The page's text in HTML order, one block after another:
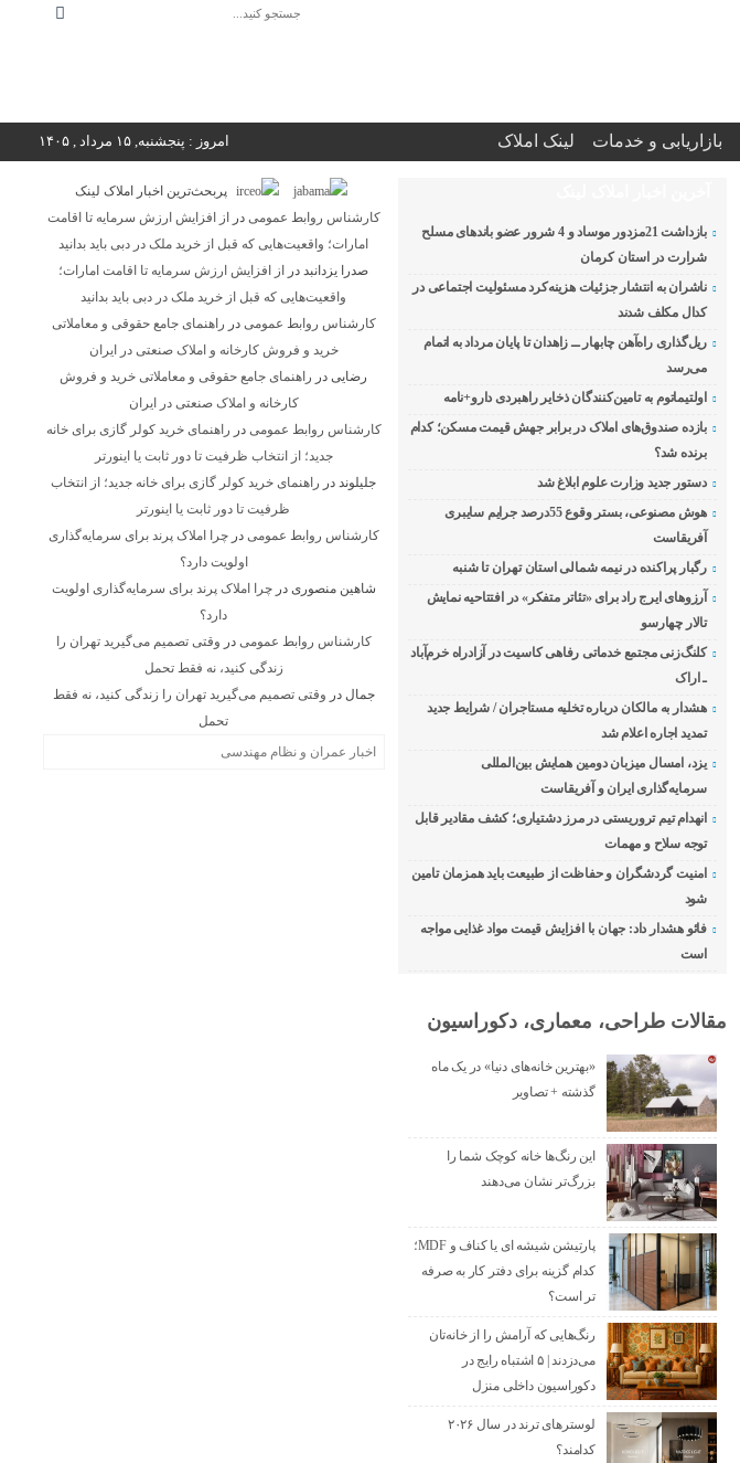
بازاریابی و خدمات لینک املاک امروز : پنجشنبه, ۱۵ مرداد , ۱۴۰۵
بازداشت 21مزدور موساد و 4 شرور عضو باندهای مسلح
شرارت در استان کرمان
ناشران به انتشار جزئیات هزینه‌کرد مسئولیت اجتماعی در
کدال مکلف شدند
ریل‌گذاری راه‌آهن چابهار ــ زاهدان تا پایان مرداد به اتمام
می‌رسد
اولتیماتوم به تامین‌کنندگان ذخایر راهبردی دارو+نامه
بازده صندوق‌های املاک در برابر جهش قیمت مسکن؛ کدام
برنده شد؟
دستور جدید وزارت علوم ابلاغ شد
هوش مصنوعی، بستر وقوع 55درصد جرایم سایبری
آفریقاست
رگبار پراکنده در نیمه شمالی استان تهران تا شنبه
آرزوهای ایرج راد برای «تئاتر متفکر» در افتتاحیه نمایش
تالار چهارسو
کلنگ‌زنی مجتمع خدماتی رفاهی کاسیت در آزادراه خرم‌آباد
ـ اراک
هشدار به مالکان درباره تخلیه مستاجران / شرایط جدید
تمدید اجاره اعلام شد
یزد، امسال میزبان دومین همایش بین‌المللی
سرمایه‌گذاری ایران و آفریقاست
انهدام تیم تروریستی در مرز دشتیاری؛ کشف مقادیر قابل
توجه سلاح و مهمات
امنیت گردشگران و حفاظت از طبیعت باید همزمان تامین
شود
فائو هشدار داد: جهان با افزایش قیمت مواد غذایی مواجه
است
مقالات طراحی، معماری، دکوراسیون
«بهترین خانه‌های دنیا» در یک ماه
گذشته + تصاویر
این رنگ‌ها خانه کوچک شما را
بزرگ‌تر نشان می‌دهند
پارتیشن شیشه ای یا کناف و MDF؛
کدام گزینه برای دفتر کار به صرفه
تر است؟
رنگ‌هایی که آرامش را از خانه‌تان
می‌دزدند | ۵ اشتباه رایج در
دکوراسیون داخلی منزل
لوسترهای ترند در سال ۲۰۲۶
کدامند؟
پربحث‌ترین اخبار املاک لینک
کارشناس روابط عمومی در
از افزایش ارزش سرمایه تا اقامت
امارات؛ واقعیت‌هایی که قبل از خرید ملک در دبی باید بدانید
صدرا یزدانبددر
از افزایش ارزش سرمایه تا اقامت امارات؛
واقعیت‌هایی که قبل از خرید ملک در دبی باید بدانید
کارشناس روابط عمومی در راهنمای جامع حقوقی و معاملاتی
خرید و فروش کارخانه و املاک صنعتی در ایران
رضاییدر راهنمای جامع حقوقی و معاملاتی خرید و فروش
کارخانه و املاک صنعتی در ایران
کارشناس روابط عمومی در راهنمای خرید کولر گازی برای خانه
جدید؛ از انتخاب ظرفیت تا دور ثابت یا اینورتر
جلیلونددر راهنمای خرید کولر گازی برای خانه جدید؛ از انتخاب
ظرفیت تا دور ثابت یا اینورتر
کارشناس روابط عمومی درچرا املاک پرند برای سرمایه‌گذاری
اولویت دارد؟
شاهین منصوری درچرا املاک پرند برای سرمایه‌گذاری اولویت
دارد؟
کارشناس روابط عمومی در وقتی تصمیم می‌گیرید تهران را
زندگی کنید، نه فقط تحمل
جمال در وقتی تصمیم می‌گیرید تهران را زندگی کنید، نه فقط
تحمل
اخبار عمران و نظام مهندسی